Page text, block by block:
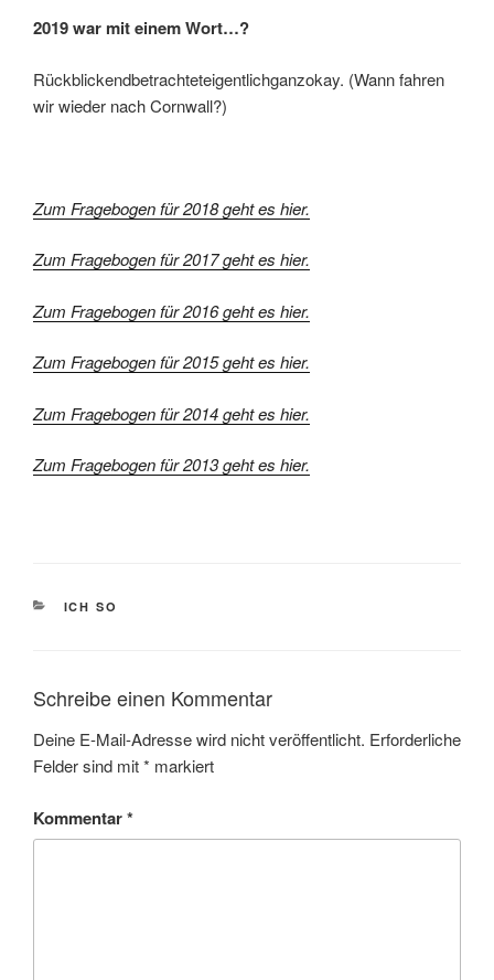
2019 war mit einem Wort…?
Rückblickendbetrachteteigentlichganzokay. (Wann fahren
wir wieder nach Cornwall?)
Zum Fragebogen für 2018 geht es hier.
Zum Fragebogen für 2017 geht es hier.
Zum Fragebogen für 2016 geht es hier.
Zum Fragebogen für 2015 geht es hier.
Zum Fragebogen für 2014 geht es hier.
Zum Fragebogen für 2013 geht es hier.
KATEGORIEN
ICH SO
Schreibe einen Kommentar
Deine E-Mail-Adresse wird nicht veröffentlicht. Erforderliche
Felder sind mit* markiert
Kommentar*